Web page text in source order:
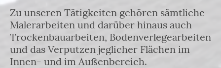
Zu unseren Tätigkeiten gehören sämtliche
Malerarbeiten und darüber hinaus auch
Trockenbauarbeiten, Bodenverlegearbeiten
und das Verputzen jeglicher Flächen im
Innen- und im Außenbereich.